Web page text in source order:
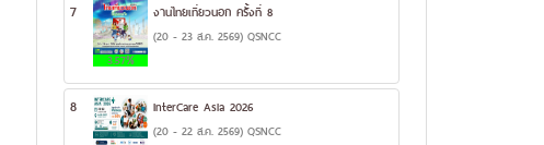
7
3.57%
งานไทยเที่ยวนอก ครั้งที่ 8
(20 - 23 ส.ค. 2569) QSNCC
8 InterCare Asia 2026
(20 - 22 ส.ค. 2569) QSNCC